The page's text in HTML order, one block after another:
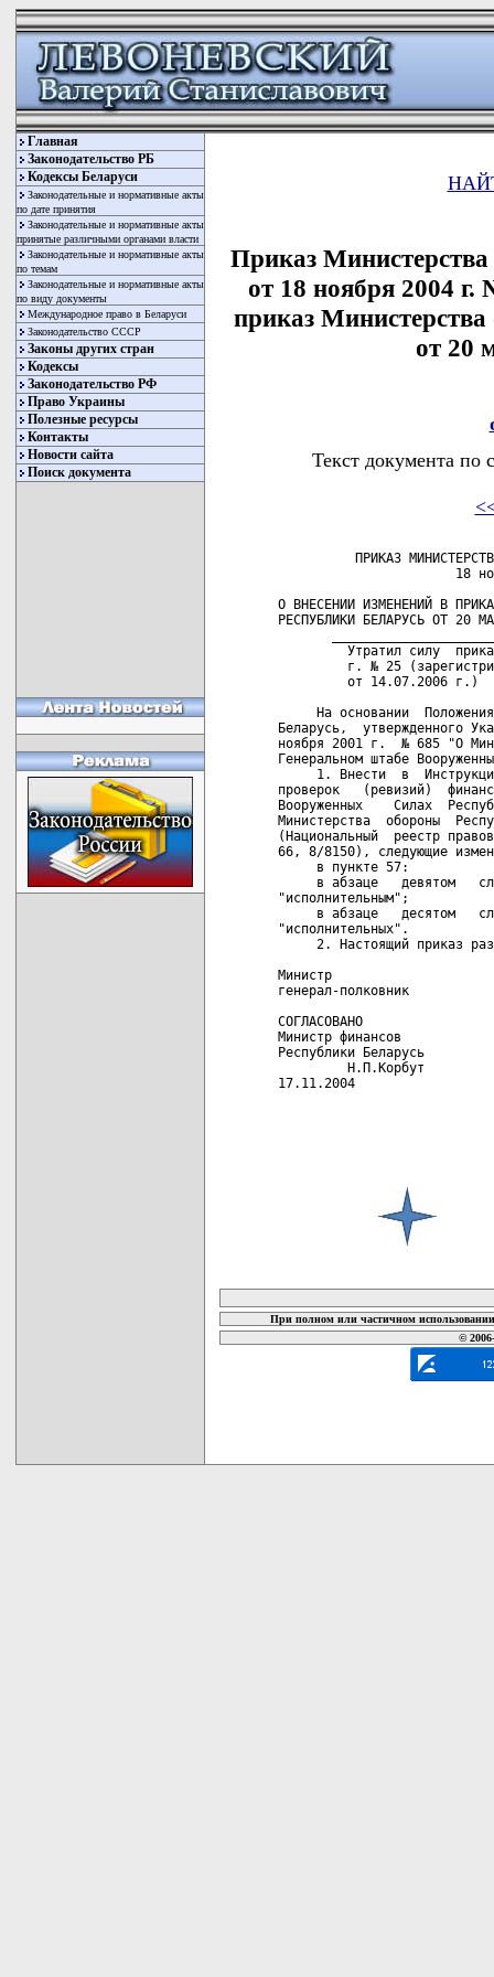
Главная
Законодательство РБ
Кодексы Беларуси
Законодательные и нормативные акты
по дате принятия
Законодательные и нормативные акты
принятые различными органами власти
Законодательные и нормативные акты
по темам
Законодательные и нормативные акты
по виду документы
Международное право в Беларуси
Законодательство СССР
Законы других стран
Кодексы
Законодательство РФ
Право Украины
Полезные ресурсы
Контакты
Новости сайта
Поиск документа
Приказ
от 18 ноября 2004
приказ
от 20
Текст документа по
ПРИКАЗ
18
О ВНЕСЕНИИ ИЗМЕНЕНИЙ В
РЕСПУБЛИКИ БЕЛАРУСЬ ОТ 20
Утратил силу
г. № 25
от 14.07.2006
На основании
Беларусь,  утвержденного
ноября 2001 г.  № 685 "О
Генеральном штабе
1. Внести  в
проверок   (ревизий)
Вооруженных    Силах
Министерства  обороны
(Национальный  реестр
66, 8/8150), следующие
     в пункте 57:
в абзаце   девятом
"исполнительным";
в абзаце   десятом
"исполнительных".
2. Настоящий приказ
Министр
генерал-полковник
СОГЛАСОВАНО
Министр финансов
Республики Беларусь
         Н.П.Корбут
17.11.2004
При полном или частичном
©